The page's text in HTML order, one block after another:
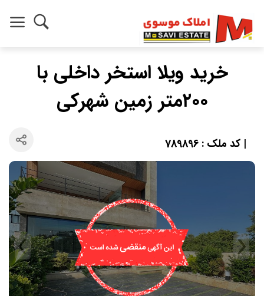
خرید ویلا استخر داخلی با
۲۰۰متر زمین شهرکی
| کد ملک : 789896